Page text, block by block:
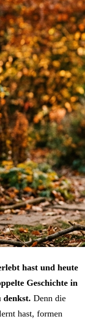
hast und heute
Geschichte in
Denn die
hast, formen